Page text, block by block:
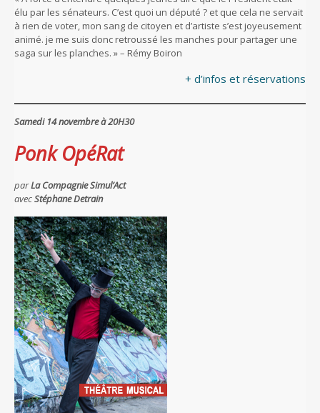
élu par les sénateurs. C’est quoi un député ? et que cela ne servait
à rien de voter, mon sang de citoyen et d’artiste s’est joyeusement
animé. je me suis donc retroussé les manches pour partager une
saga sur les planches. » – Rémy Boiron
+ d’infos et réservations
Samedi 14 novembre à 20H30
Ponk OpéRat
parLa Compagnie Simul’Act
avecStéphane Detrain